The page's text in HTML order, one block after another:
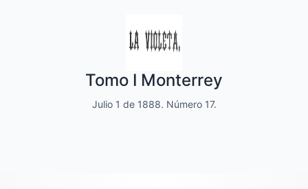
Tomo I Monterrey
Julio 1 de 1888. Número 17.
y de variedades
Dedicado a las familias.